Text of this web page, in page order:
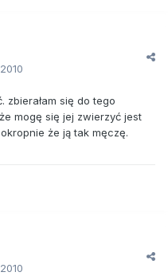
zbierałam się do tego
mogę się jej zwierzyć jest
że ją tak męczę.